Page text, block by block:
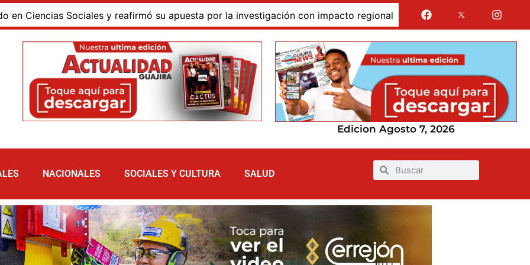
Sociales y reafirmó su apuesta por la investigación con impacto regional Jairo Aguilar cuestionó que se
Edicion Agosto 7, 2026
NACIONALES SOCIALES Y CULTURA SALUD